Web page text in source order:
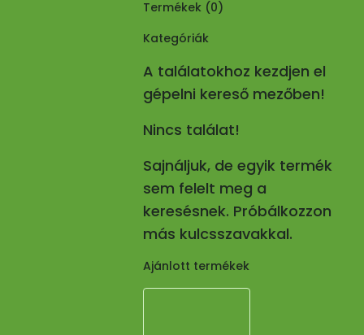
Termékek (0)
Kategóriák
A találatokhoz kezdjen el
gépelni kereső mezőben!
Nincs találat!
Sajnáljuk, de egyik termék
sem felelt meg a
keresésnek. Próbálkozzon
más kulcsszavakkal.
Ajánlott termékek